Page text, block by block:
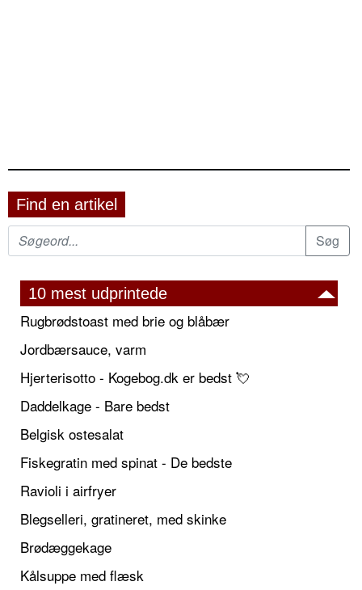
Find en artikel
10 mest udprintede
Rugbrødstoast med brie og blåbær
Jordbærsauce, varm
Hjerterisotto - Kogebog.dk er bedst 💘
Daddelkage - Bare bedst
Belgisk ostesalat
Fiskegratin med spinat - De bedste
Ravioli i airfryer
Blegselleri, gratineret, med skinke
Brødæggekage
Kålsuppe med flæsk